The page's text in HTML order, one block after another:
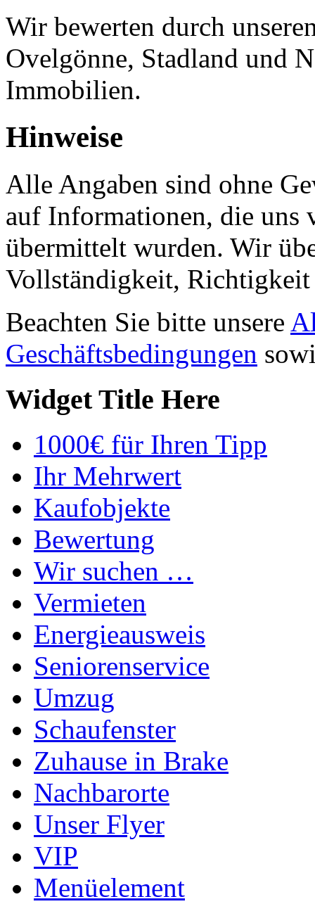
Wir bewerten durch
Ovelgönne, Stadland und
Immobilien.
Hinweise
Alle Angaben sind ohne
auf Informationen, die uns
übermittelt wurden. Wir
Vollständigkeit,
Beachten Sie bitte unsere
Geschäftsbedingungen
Widget Title Here
1000€ für Ihren Tipp
Ihr Mehrwert
Kaufobjekte
Bewertung
Wir suchen …
Vermieten
Energieausweis
Seniorenservice
Umzug
Schaufenster
Zuhause in Brake
Nachbarorte
Unser Flyer
VIP
Menüelement